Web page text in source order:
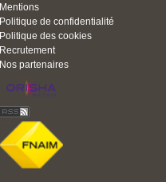
Mentions
Politique de confidentialité
Politique des cookies
Recrutement
Nos partenaires